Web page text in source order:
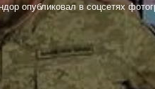
опубликовал в соцсетях